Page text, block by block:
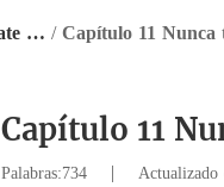
De exesposa humilde a magnate brillante / Capítulo 11 Nunca
Capítulo 11
Palabras:734 | Actualizado